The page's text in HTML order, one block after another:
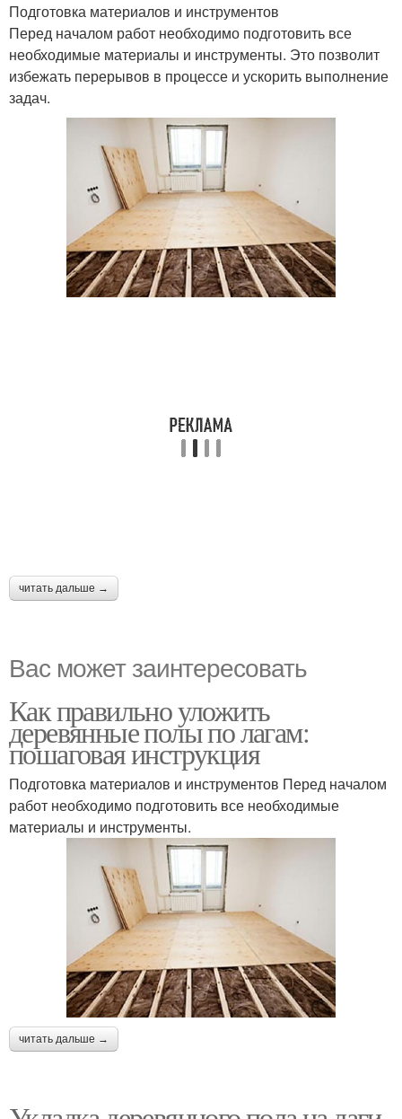
Подготовка материалов и инструментов
Перед началом работ необходимо подготовить все
необходимые материалы и инструменты. Это позволит
избежать перерывов в процессе и ускорить выполнение
задач.
читать дальше →
Вас может заинтересовать
Как правильно уложить
деревянные полы по лагам:
пошаговая инструкция
Подготовка материалов и инструментов Перед началом
работ необходимо подготовить все необходимые
материалы и инструменты.
читать дальше →